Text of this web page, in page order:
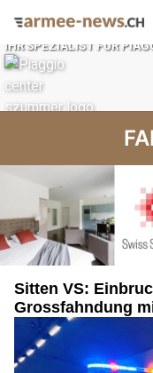
Sitten VS:
Grossfahndung